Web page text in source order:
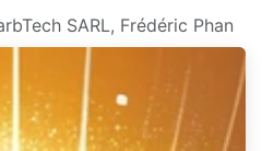
SARL, Frédéric Phan